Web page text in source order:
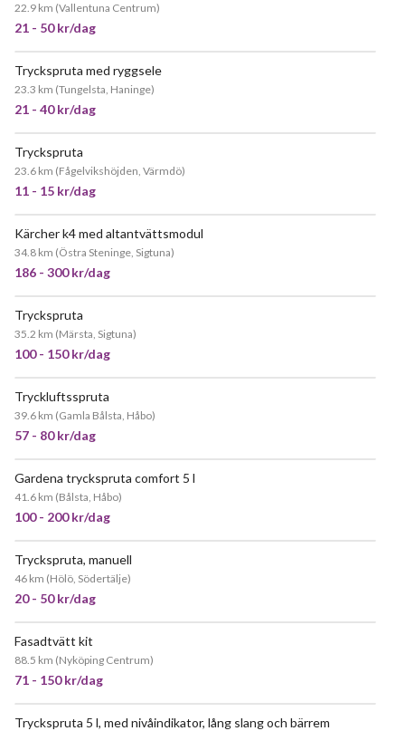
22.9 km (Vallentuna Centrum)
21 - 50 kr/dag
Tryckspruta med ryggsele
23.3 km (Tungelsta, Haninge)
21 - 40 kr/dag
Tryckspruta
23.6 km (Fågelvikshöjden, Värmdö)
11 - 15 kr/dag
Kärcher k4 med altantvättsmodul
34.8 km (Östra Steninge, Sigtuna)
186 - 300 kr/dag
Tryckspruta
35.2 km (Märsta, Sigtuna)
100 - 150 kr/dag
Tryckluftsspruta
39.6 km (Gamla Bålsta, Håbo)
57 - 80 kr/dag
Gardena tryckspruta comfort 5 l
41.6 km (Bålsta, Håbo)
100 - 200 kr/dag
Tryckspruta, manuell
46 km (Hölö, Södertälje)
20 - 50 kr/dag
Fasadtvätt kit
88.5 km (Nyköping Centrum)
71 - 150 kr/dag
Tryckspruta 5 l, med nivåindikator, lång slang och bärrem